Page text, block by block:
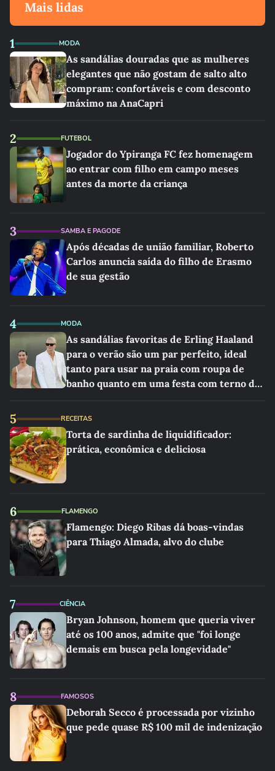
Mais lidas
1 MODA
As sandálias douradas que as mulheres
elegantes que não gostam de salto alto
compram: confortáveis e com desconto
máximo na AnaCapri
2 FUTEBOL
Jogador do Ypiranga FC fez homenagem
ao entrar com filho em campo meses
antes da morte da criança
3 SAMBA E PAGODE
Após décadas de união familiar, Roberto
Carlos anuncia saída do filho de Erasmo
de sua gestão
4 MODA
As sandálias favoritas de Erling Haaland
para o verão são um par perfeito, ideal
tanto para usar na praia com roupa de
banho quanto em uma festa com terno de
5 RECEITAS
Torta de sardinha de liquidificador:
prática, econômica e deliciosa
6 FLAMENGO
Flamengo: Diego Ribas dá boas-vindas
para Thiago Almada, alvo do clube
7 CIÊNCIA
Bryan Johnson, homem que queria viver
até os 100 anos, admite que "foi longe
demais em busca pela longevidade"
8 FAMOSOS
Deborah Secco é processada por vizinho
que pede quase R$ 100 mil de indenização